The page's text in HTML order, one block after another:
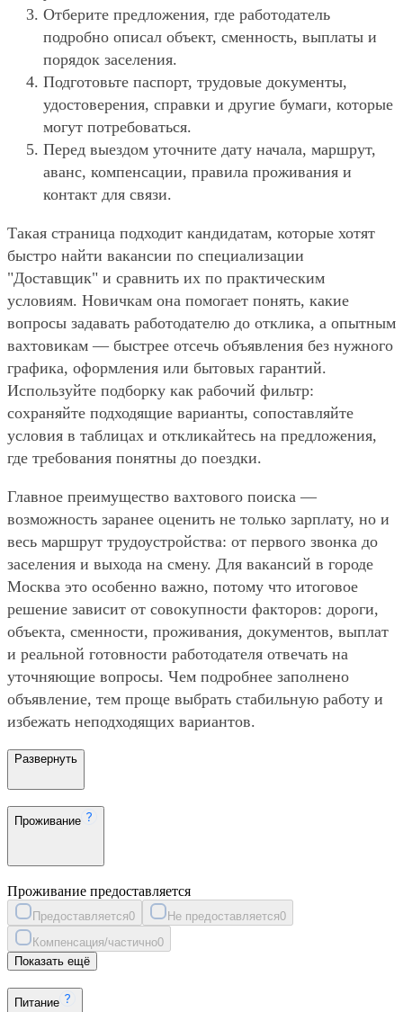
Отберите предложения, где работодатель
подробно описал объект, сменность, выплаты и
порядок заселения.
Подготовьте паспорт, трудовые документы,
удостоверения, справки и другие бумаги, которые
могут потребоваться.
Перед выездом уточните дату начала, маршрут,
аванс, компенсации, правила проживания и
контакт для связи.
Такая страница подходит кандидатам, которые хотят
быстро найти вакансии по специализации
"Доставщик" и сравнить их по практическим
условиям. Новичкам она помогает понять, какие
вопросы задавать работодателю до отклика, а опытным
вахтовикам — быстрее отсечь объявления без нужного
графика, оформления или бытовых гарантий.
Используйте подборку как рабочий фильтр:
сохраняйте подходящие варианты, сопоставляйте
условия в таблицах и откликайтесь на предложения,
где требования понятны до поездки.
Главное преимущество вахтового поиска —
возможность заранее оценить не только зарплату, но и
весь маршрут трудоустройства: от первого звонка до
заселения и выхода на смену. Для вакансий в городе
Москва это особенно важно, потому что итоговое
решение зависит от совокупности факторов: дороги,
объекта, сменности, проживания, документов, выплат
и реальной готовности работодателя отвечать на
уточняющие вопросы. Чем подробнее заполнено
объявление, тем проще выбрать стабильную работу и
избежать неподходящих вариантов.
Развернуть
Проживание
Проживание предоставляется
Предоставляется0 Не предоставляется0
Компенсация/частично0
Показать ещё
Питание